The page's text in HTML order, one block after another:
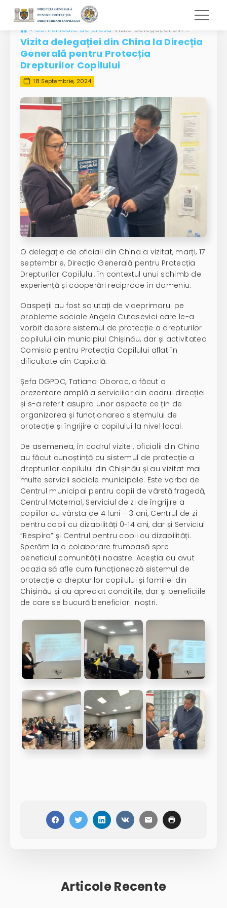
» Comunicate de presă Vizita delegației din China la Direcția Generală pentru Protecția Drepturilor Copilului
Vizita delegației din China la Direcția
Generală pentru Protecția
Drepturilor Copilului
18 Septembrie, 2024
O delegație de oficiali din China a vizitat, marți, 17
septembrie, Direcția Generală pentru Protecția
Drepturilor Copilului, în contextul unui schimb de
experiență și cooperări reciproce în domeniu.
Oaspeții au fost salutați de viceprimarul pe
probleme sociale Angela Cutasevici care le-a
vorbit despre sistemul de protecție a drepturilor
copilului din municipiul Chișinău, dar și activitatea
Comisia pentru Protecția Copilului aflat în
dificultate din Capitală.
Șefa DGPDC, Tatiana Oboroc, a făcut o
prezentare amplă a serviciilor din cadrul direcției
și s-a referit asupra unor aspecte ce țin de
organizarea și funcționarea sistemului de
protecție și îngrijire a copilului la nivel local.
De asemenea, în cadrul vizitei, oficialii din China
au făcut cunoștință cu sistemul de protecție a
drepturilor copilului din Chișinău și au vizitat mai
multe servicii sociale municipale. Este vorba de
Centrul municipal pentru copii de vârstă fragedă,
Centrul Maternal, Serviciul de zi de îngrijire a
copiilor cu vârsta de 4 luni – 3 ani, Centrul de zi
pentru copii cu dizabilități 0-14 ani, dar și Serviciul
”Respiro” și Centrul pentru copii cu dizabilități.
Sperăm la o colaborare frumoasă spre
beneficiul comunității noastre. Aceștia au avut
ocazia să afle cum funcționează sistemul de
protecție a drepturilor copilului și familiei din
Chișinău și au apreciat condițiile, dar și beneficiile
de care se bucură beneficiarii noștri.
Articole Recente